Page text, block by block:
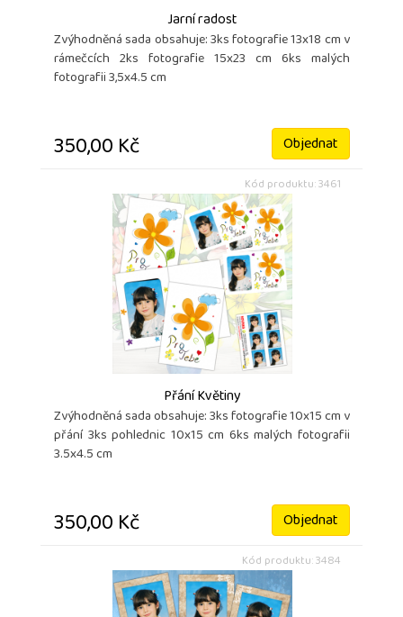
Jarní radost
Zvýhodněná sada obsahuje: 3ks fotografie 13x18 cm v
rámečcích 2ks fotografie 15x23 cm 6ks malých
fotografii 3,5x4.5 cm
350,00 Kč Objednat
Kód produktu: 3461
Přání Květiny
Zvýhodněná sada obsahuje: 3ks fotografie 10x15 cm v
přání 3ks pohlednic 10x15 cm 6ks malých fotografii
3.5x4.5 cm
350,00 Kč Objednat
Kód produktu: 3484